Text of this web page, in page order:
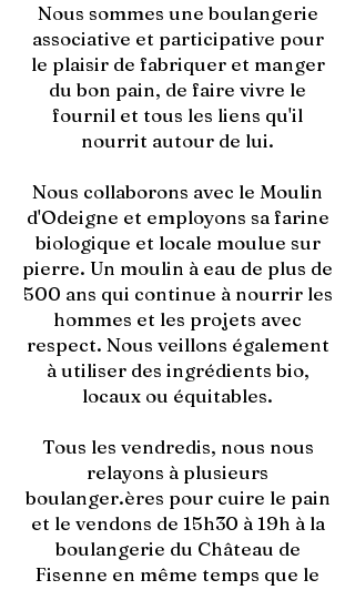
Nous sommes une boulangerie
associative et participative pour
le plaisir de fabriquer et manger
du bon pain, de faire vivre le
fournil et tous les liens qu'il
nourrit autour de lui.
Nous collaborons avec le Moulin
d'Odeigne et employons sa farine
biologique et locale moulue sur
pierre. Un moulin à eau de plus de
500 ans qui continue à nourrir les
hommes et les projets avec
respect. Nous veillons également
à utiliser des ingrédients bio,
locaux ou équitables.
Tous les vendredis, nous nous
relayons à plusieurs
boulanger.ères pour cuire le pain
et le vendons de 15h30 à 19h à la
boulangerie du Château de
Fisenne en même temps que le